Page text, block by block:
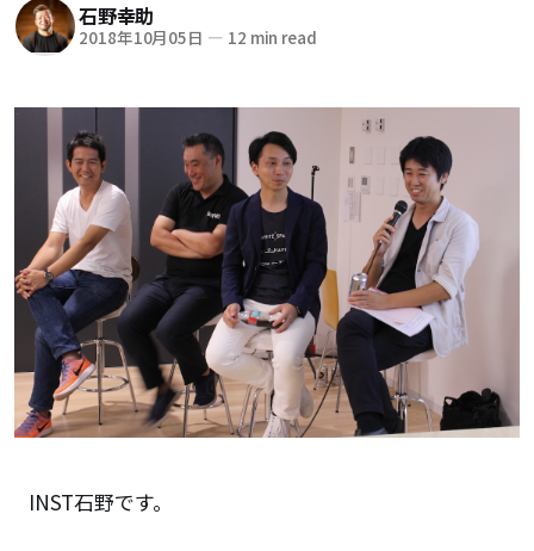
石野幸助
2018年10月05日 — 12 min read
INST石野です。